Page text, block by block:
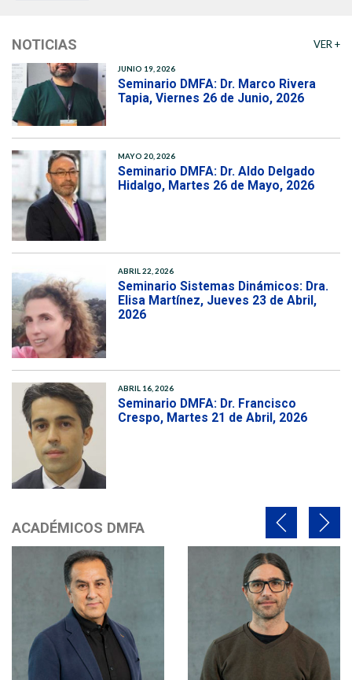
NOTICIAS VER +
JUNIO 19, 2026
Seminario DMFA: Dr. Marco Rivera
Tapia, Viernes 26 de Junio, 2026
MAYO 20, 2026
Seminario DMFA: Dr. Aldo Delgado
Hidalgo, Martes 26 de Mayo, 2026
ABRIL 22, 2026
Seminario Sistemas Dinámicos: Dra.
Elisa Martínez, Jueves 23 de Abril,
2026
ABRIL 16, 2026
Seminario DMFA: Dr. Francisco
Crespo, Martes 21 de Abril, 2026
ACADÉMICOS DMFA Anterior